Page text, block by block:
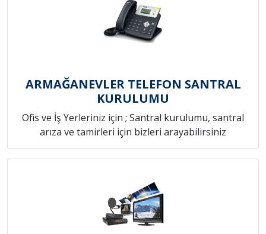
ARMAĞANEVLER TELEFON SANTRAL
KURULUMU
Ofis ve İş Yerleriniz için ; Santral kurulumu, santral
arıza ve tamirleri için bizleri arayabilirsiniz